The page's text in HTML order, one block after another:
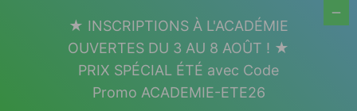
★ INSCRIPTIONS À L'ACADÉMIE
OUVERTES DU 3 AU 8 AOÛT ! ★
PRIX SPÉCIAL ÉTÉ avec Code
Promo ACADEMIE-ETE26